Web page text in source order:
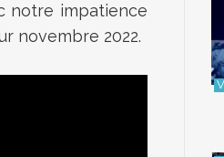
notre impatience
novembre 2022.